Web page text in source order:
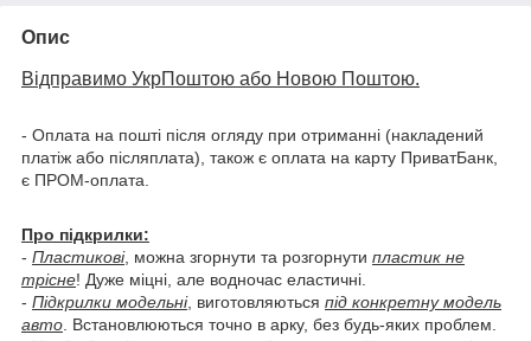
Опис
Відправимо УкрПоштою або Новою Поштою.
- Оплата на пошті після огляду при отриманні (накладений
платіж або післяплата), також є оплата на карту ПриватБанк,
є ПРОМ-оплата.
Про підкрилки:
- Пластикові, можна згорнути та розгорнути пластик не
трісне! Дуже міцні, але водночас еластичні.
- Підкрилки модельні, виготовляються під конкретну модель
авто . Встановлюються точно в арку, без будь-яких проблем.